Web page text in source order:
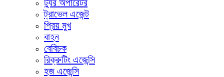
ট্যুর অপারেটর
ট্রাভেল এজেন্ট
প্রিয় মুখ
বাহন
বেবিচক
রিক্রুটিং এজেন্সি
হজ এজেন্সি